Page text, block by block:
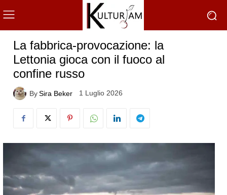
La fabbrica-provocazione: la
Lettonia gioca con il fuoco al
confine russo
BySira Beker 1 Luglio 2026